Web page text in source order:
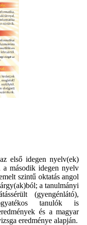
első idegen nyelv(ek)
második idegen nyelv
szintű oktatás angol
a tanulmányi
(gyengénlátó),
tanulók is
és a magyar
eredménye alapján.